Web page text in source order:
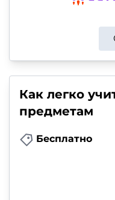
Как легко
предметам
Бесплатно